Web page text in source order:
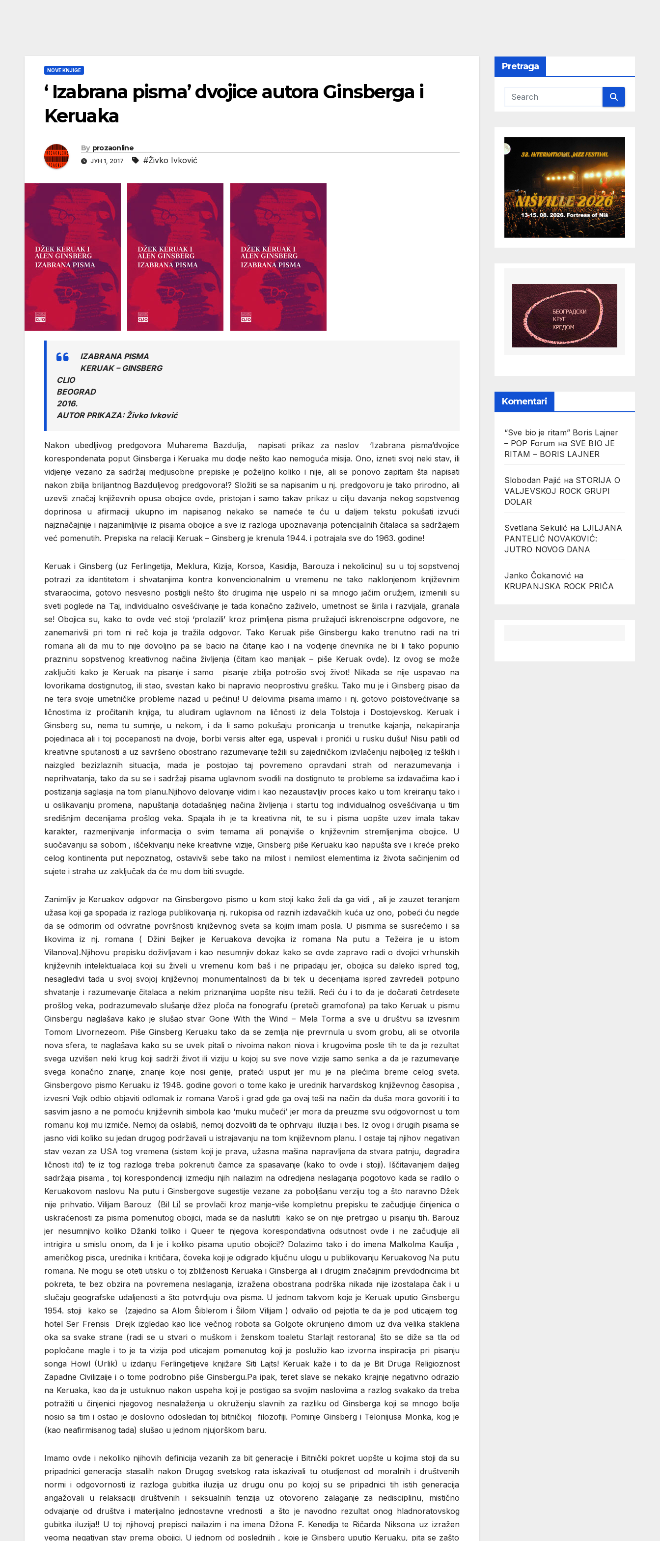
NOVE KNJIGE
‘ Izabrana pisma’ dvojice autora Ginsberga i
Keruaka
By prozaonline
ЈУН 1, 2017 #Živko Ivković
IZABRANA PISMA
KERUAK – GINSBERG
CLIO
BEOGRAD
2016.
AUTOR PRIKAZA: Živko Ivković
Nakon ubedljivog predgovora Muharema Bazdulja, napisati prikaz za naslov ‘Izabrana pisma’dvojice
korespondenata poput Ginsberga i Keruaka mu dodje nešto kao nemoguća misija. Ono, izneti svoj neki stav, ili
vidjenje vezano za sadržaj medjusobne prepiske je poželjno koliko i nije, ali se ponovo zapitam šta napisati
nakon zbilja briljantnog Bazduljevog predgovora!? Složiti se sa napisanim u nj. predgovoru je tako prirodno, ali
uzevši značaj književnih opusa obojice ovde, pristojan i samo takav prikaz u cilju davanja nekog sopstvenog
doprinosa u afirmaciji ukupno im napisanog nekako se nameće te ću u daljem tekstu pokušati izvući
najznačajnije i najzanimljivije iz pisama obojice a sve iz razloga upoznavanja potencijalnih čitalaca sa sadržajem
već pomenutih. Prepiska na relaciji Keruak – Ginsberg je krenula 1944. i potrajala sve do 1963. godine!
Keruak i Ginsberg (uz Ferlingetija, Meklura, Kizija, Korsoa, Kasidija, Barouza i nekolicinu) su u toj sopstvenoj
potrazi za identitetom i shvatanjima kontra konvencionalnim u vremenu ne tako naklonjenom književnim
stvaraocima, gotovo nesvesno postigli nešto što drugima nije uspelo ni sa mnogo jačim oružjem, izmenili su
sveti poglede na Taj, individualno osvešćivanje je tada konačno zaživelo, umetnost se širila i razvijala, granala
se! Obojica su, kako to ovde već stoji ‘prolazili’ kroz primljena pisma pružajući iskrenoiscrpne odgovore, ne
zanemarivši pri tom ni reč koja je tražila odgovor. Tako Keruak piše Ginsbergu kako trenutno radi na tri
romana ali da mu to nije dovoljno pa se bacio na čitanje kao i na vodjenje dnevnika ne bi li tako popunio
prazninu sopstvenog kreativnog načina življenja (čitam kao manijak – piše Keruak ovde). Iz ovog se može
zaključiti kako je Keruak na pisanje i samo pisanje zbilja potrošio svoj život! Nikada se nije uspavao na
lovorikama dostignutog, ili stao, svestan kako bi napravio neoprostivu grešku. Tako mu je i Ginsberg pisao da
ne tera svoje umetničke probleme nazad u pećinu! U delovima pisama imamo i nj. gotovo poistovećivanje sa
ličnostima iz pročitanih knjiga, tu aludiram uglavnom na ličnosti iz dela Tolstoja i Dostojevskog. Keruak i
Ginsberg su, nema tu sumnje, u nekom, i da li samo pokušaju pronicanja u trenutke kajanja, nekapiranja
pojedinaca ali i toj pocepanosti na dvoje, borbi versis alter ega, uspevali i pronići u rusku dušu! Nisu patili od
kreativne sputanosti a uz savršeno obostrano razumevanje težili su zajedničkom izvlačenju najboljeg iz teških i
naizgled bezizlaznih situacija, mada je postojao taj povremeno opravdani strah od nerazumevanja i
neprihvatanja, tako da su se i sadržaji pisama uglavnom svodili na dostignuto te probleme sa izdavačima kao i
postizanja saglasja na tom planu.Njihovo delovanje vidim i kao nezaustavljiv proces kako u tom kreiranju tako i
u oslikavanju promena, napuštanja dotadašnjeg načina življenja i startu tog individualnog osvešćivanja u tim
središnjim decenijama prošlog veka. Spajala ih je ta kreativna nit, te su i pisma uopšte uzev imala takav
karakter, razmenjivanje informacija o svim temama ali ponajviše o književnim stremljenjima obojice. U
suočavanju sa sobom , iščekivanju neke kreativne vizije, Ginsberg piše Keruaku kao napušta sve i kreće preko
celog kontinenta put nepoznatog, ostavivši sebe tako na milost i nemilost elementima iz života sačinjenim od
sujete i straha uz zaključak da će mu dom biti svugde.
Zanimljiv je Keruakov odgovor na Ginsbergovo pismo u kom stoji kako želi da ga vidi , ali je zauzet teranjem
užasa koji ga spopada iz razloga publikovanja nj. rukopisa od raznih izdavačkih kuća uz ono, pobeći ću negde
da se odmorim od odvratne površnosti književnog sveta sa kojim imam posla. U pismima se susrećemo i sa
likovima iz nj. romana ( Džini Bejker je Keruakova devojka iz romana Na putu a Težeira je u istom
Vilanova).Njihovu prepisku doživljavam i kao nesumnjiv dokaz kako se ovde zapravo radi o dvojici vrhunskih
književnih intelektualaca koji su živeli u vremenu kom baš i ne pripadaju jer, obojica su daleko ispred tog,
nesagledivi tada u svoj svojoj književnoj monumentalnosti da bi tek u decenijama ispred zavredeli potpuno
shvatanje i razumevanje čitalaca a nekim priznanjima uopšte nisu težili. Reći ću i to da je dočarati četrdesete
prošlog veka, podrazumevalo slušanje džez ploča na fonografu (preteči gramofona) pa tako Keruak u pismu
Ginsbergu naglašava kako je slušao stvar Gone With the Wind – Mela Torma a sve u društvu sa izvesnim
Tomom Livornezeom. Piše Ginsberg Keruaku tako da se zemlja nije prevrnula u svom grobu, ali se otvorila
nova sfera, te naglašava kako su se uvek pitali o nivoima nakon niova i krugovima posle tih te da je rezultat
svega uzvišen neki krug koji sadrži život ili viziju u kojoj su sve nove vizije samo senka a da je razumevanje
svega konačno znanje, znanje koje nosi genije, prateći usput jer mu je na plećima breme celog sveta.
Ginsbergovo pismo Keruaku iz 1948. godine govori o tome kako je urednik harvardskog književnog časopisa ,
izvesni Vejk odbio objaviti odlomak iz romana Varoš i grad gde ga ovaj teši na način da duša mora govoriti i to
sasvim jasno a ne pomoću književnih simbola kao ‘muku mučeći’ jer mora da preuzme svu odgovornost u tom
romanu koji mu izmiče. Nemoj da oslabiš, nemoj dozvoliti da te ophrvaju iluzija i bes. Iz ovog i drugih pisama se
jasno vidi koliko su jedan drugog podržavali u istrajavanju na tom književnom planu. I ostaje taj njihov negativan
stav vezan za USA tog vremena (sistem koji je prava, užasna mašina napravljena da stvara patnju, degradira
ličnosti itd) te iz tog razloga treba pokrenuti čamce za spasavanje (kako to ovde i stoji). Iščitavanjem daljeg
sadržaja pisama , toj korespondenciji izmedju njih nailazim na odredjena neslaganja pogotovo kada se radilo o
Keruakovom naslovu Na putu i Ginsbergove sugestije vezane za poboljšanu verziju tog a što naravno Džek
nije prihvatio. Vilijam Barouz (Bil Li) se provlači kroz manje-više kompletnu prepisku te začudjuje činjenica o
uskraćenosti za pisma pomenutog obojici, mada se da naslutiti kako se on nije pretrgao u pisanju tih. Barouz
jer nesumnjivo koliko Džanki toliko i Queer te njegova korespondativna odsutnost ovde i ne začudjuje ali
intrigira u smislu onom, da li je i koliko pisama uputio obojici!? Dolazimo tako i do imena Malkolma Kaulija ,
američkog pisca, urednika i kritičara, čoveka koji je odigrado ključnu ulogu u publikovanju Keruakovog Na putu
romana. Ne mogu se oteti utisku o toj zbliženosti Keruaka i Ginsberga ali i drugim značajnim prevdodnicima bit
pokreta, te bez obzira na povremena neslaganja, izražena obostrana podrška nikada nije izostalapa čak i u
slučaju geografske udaljenosti a što potvrdjuju ova pisma. U jednom takvom koje je Keruak uputio Ginsbergu
1954. stoji kako se (zajedno sa Alom Šiblerom i Šilom Vilijam ) odvalio od pejotla te da je pod uticajem tog
hotel Ser Frensis Drejk izgledao kao lice večnog robota sa Golgote okrunjeno dimom uz dva velika staklena
oka sa svake strane (radi se u stvari o muškom i ženskom toaletu Starlajt restorana) što se diže sa tla od
popločane magle i to je ta vizija pod uticajem pomenutog koji je poslužio kao izvorna inspiracija pri pisanju
songa Howl (Urlik) u izdanju Ferlingetijeve knjižare Siti Lajts! Keruak kaže i to da je Bit Druga Religioznost
Zapadne Civilizaije i o tome podrobno piše Ginsbergu.Pa ipak, teret slave se nekako krajnje negativno odrazio
na Keruaka, kao da je ustuknuo nakon uspeha koji je postigao sa svojim naslovima a razlog svakako da treba
potražiti u činjenici njegovog nesnalaženja u okruženju slavnih za razliku od Ginsberga koji se mnogo bolje
nosio sa tim i ostao je doslovno odosledan toj bitničkoj filozofiji. Pominje Ginsberg i Telonijusa Monka, kog je
(kao neafirmisanog tada) slušao u jednom njujorškom baru.
Imamo ovde i nekoliko njihovih definicija vezanih za bit generacije i Bitnički pokret uopšte u kojima stoji da su
pripadnici generacija stasalih nakon Drugog svetskog rata iskazivali tu otudjenost od moralnih i društvenih
normi i odgovornosti iz razloga gubitka iluzija uz drugu onu po kojoj su se pripadnici tih istih generacija
angažovali u relaksaciji društvenih i seksualnih tenzija uz otovoreno zalaganje za nedisciplinu, mistično
odvajanje od društva i materijalno jednostavne vrednosti a što je navodno rezultat onog hladnoratovskog
gubitka iluzija!! U toj njihovoj prepisci nailazim i na imena Džona F. Kenedija te Ričarda Niksona uz izražen
veoma negativan stav prema obojici. U jednom od poslednjih , koje je Ginsberg uputio Keruaku, pita se zašto
Pretraga
Komentari
“Sve bio je ritam” Boris Lajner
– POP Forum на SVE BIO JE
RITAM – BORIS LAJNER
Slobodan Pajić на STORIJA O
VALJEVSKOJ ROCK GRUPI
DOLAR
Svetlana Sekulić на LJILJANA
PANTELIĆ NOVAKOVIĆ:
JUTRO NOVOG DANA
Janko Čokanović на
KRUPANJSKA ROCK PRIČA